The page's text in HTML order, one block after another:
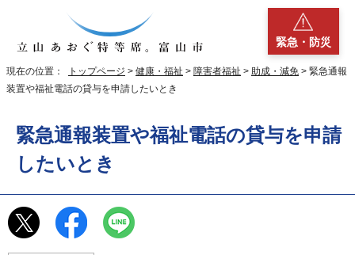
緊急・防災
現在の位置： トップページ > 健康・福祉 > 障害者福祉 > 助成・減免 > 緊急通報
装置や福祉電話の貸与を申請したいとき
緊急通報装置や福祉電話の貸与を申請
したいとき